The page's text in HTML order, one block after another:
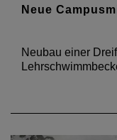
Neue
Neubau einer